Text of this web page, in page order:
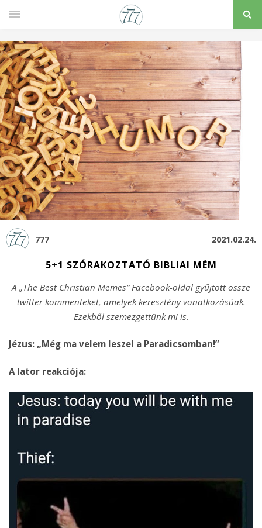
777 2021.02.24.
5+1 SZÓRAKOZTATÓ BIBLIAI MÉM
A „The Best Christian Memes” Facebook-oldal gyűjtött össze
twitter kommenteket, amelyek keresztény vonatkozásúak.
Ezekből szemezgettünk mi is.
Jézus: „Még ma velem leszel a Paradicsomban!”
A lator reakciója: